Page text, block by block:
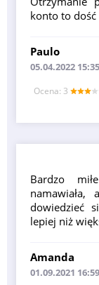
konto to
Paulo
05.04.2022 15:35
Оcena: 3
Bardzo
dowiedzieć
lepiej niż
Amanda
01.09.2021 16:59